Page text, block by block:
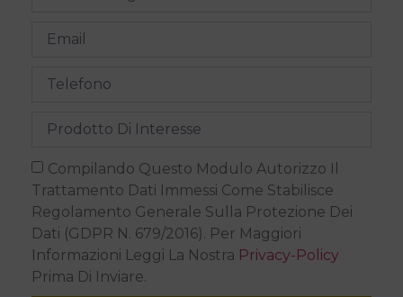
Compilando Questo Modulo Autorizzo Il
Trattamento Dati Immessi Come Stabilisce
Regolamento Generale Sulla Protezione Dei
Dati (GDPR N. 679/2016). Per Maggiori
Informazioni Leggi La Nostra Privacy-Policy
Prima Di Inviare.